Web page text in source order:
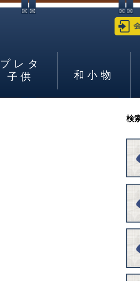
プレタ
子供
和小物